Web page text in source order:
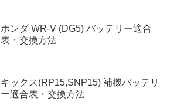
ホンダ WR-V (DG5) バッテリー適合
表・交換方法
キックス(RP15,SNP15) 補機バッテリ
ー適合表・交換方法